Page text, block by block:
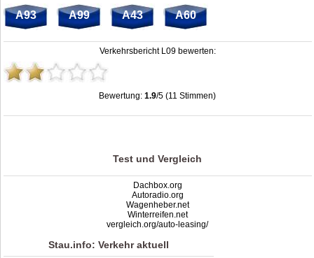
A93 A99 A43 A60
Verkehrsbericht L09 bewerten:
Bewertung:1.9/5 (11 Stimmen)
Stau L09: Unfälle, Sperrung & Baustellen | Staumelder L09 ,1.9out of5based
Test und Vergleich
Dachbox.org
Autoradio.org
Wagenheber.net
Winterreifen.net
vergleich.org/auto-leasing/
Stau.info: Verkehr aktuell